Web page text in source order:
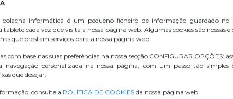
quanto para notebooks
.ZIP IMAGENS
D. CONFORMIDADE
informática é um pequeno ficheiro de informação guardado no
cada vez que visita a nossa página web. Algumas cookies são nossas
que prestam serviços para a nossa página web.
com base nas suas preferências na nossa secção CONFIGURAR OPÇÕES:
navegação personalizada na nossa página, com um passo tão
que desejar.
consulte a POLÍTICA DE COOKIES da nossa página web.